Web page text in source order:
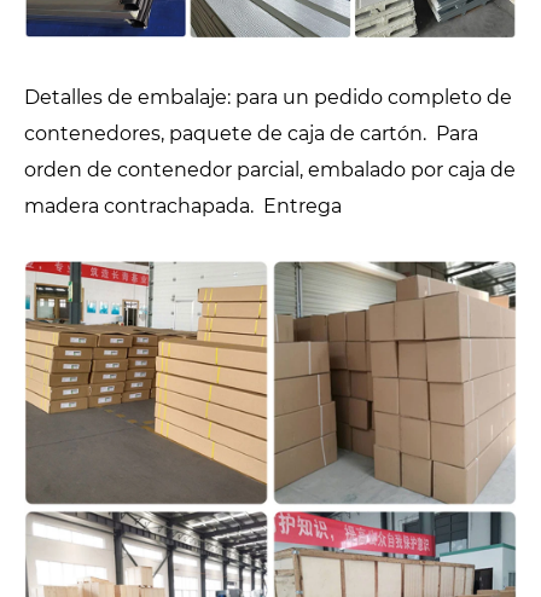
Detalles de embalaje: para un pedido completo de
contenedores, paquete de caja de cartón. Para
orden de contenedor parcial, embalado por caja de
madera contrachapada. Entrega